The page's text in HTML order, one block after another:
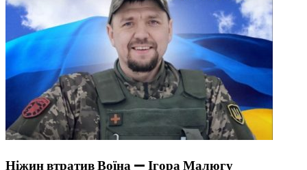
Ніжин втратив Воїна — Ігора Малюгу